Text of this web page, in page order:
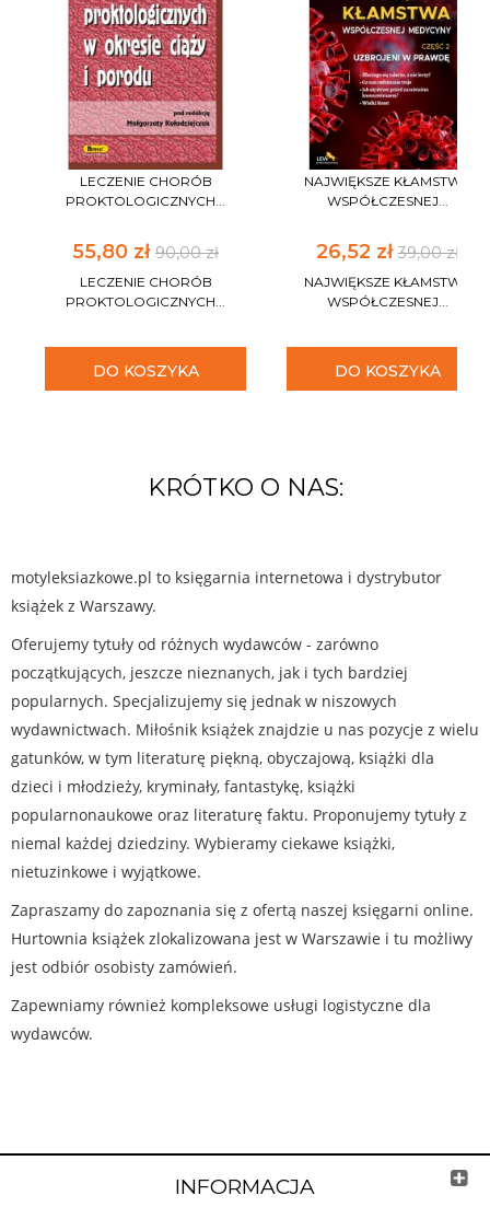
LECZENIE CHORÓB
PROKTOLOGICZNYCH...
55,80 zł 90,00 zł
LECZENIE CHORÓB
PROKTOLOGICZNYCH...
DO KOSZYKA
NAJWIĘKSZE KŁAMSTWA
WSPÓŁCZESNEJ...
26,52 zł39,00 zł
NAJWIĘKSZE KŁAMSTWA
WSPÓŁCZESNEJ...
DO KOSZYKA
KRÓTKO O NAS:
motyleksiazkowe.pl to księgarnia internetowa i dystrybutor
książek z Warszawy.
Oferujemy tytuły od różnych wydawców - zarówno
początkujących, jeszcze nieznanych, jak i tych bardziej
popularnych. Specjalizujemy się jednak w niszowych
wydawnictwach. Miłośnik książek znajdzie u nas pozycje z wielu
gatunków, w tym literaturę piękną, obyczajową, książki dla
dzieci i młodzieży, kryminały, fantastykę, książki
popularnonaukowe oraz literaturę faktu. Proponujemy tytuły z
niemal każdej dziedziny. Wybieramy ciekawe książki,
nietuzinkowe i wyjątkowe.
Zapraszamy do zapoznania się z ofertą naszej księgarni online.
Hurtownia książek zlokalizowana jest w Warszawie i tu możliwy
jest odbiór osobisty zamówień.
Zapewniamy również kompleksowe usługi logistyczne dla
wydawców.
INFORMACJA